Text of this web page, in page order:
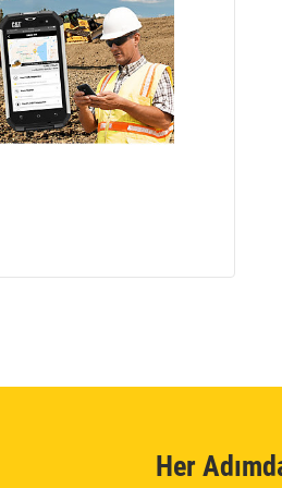
Her